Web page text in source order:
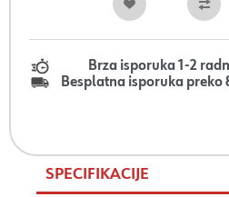
Brza isporuka 1-2
Besplatna isporuka preko
SPECIFIKACIJE